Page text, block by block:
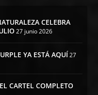
CELEBRA
27 junio 2026
YA ESTÁ AQUÍ 27
CARTEL COMPLETO